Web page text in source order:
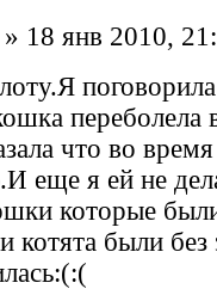
» 18 янв 2010,
переболела
что во
еще я ей не
которые
котята были без